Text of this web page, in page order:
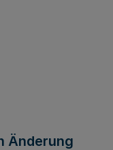
Änderung